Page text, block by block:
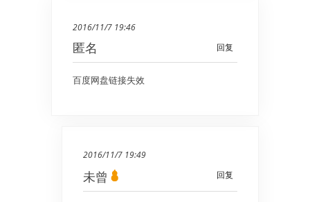
2016/11/7 19:46
回复
匿名
百度网盘链接失效
2016/11/7 19:49
回复
未曾